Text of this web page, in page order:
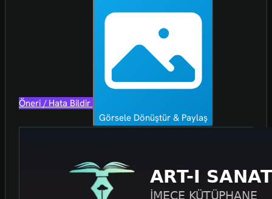
Öneri / Hata Bildir
Görsele Dönüştür & Paylaş